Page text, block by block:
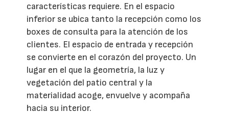
características requiere. En el espacio
inferior se ubica tanto la recepción como los
boxes de consulta para la atención de los
clientes. El espacio de entrada y recepción
se convierte en el corazón del proyecto. Un
lugar en el que la geometría, la luz y
vegetación del patio central y la
materialidad acoge, envuelve y acompaña
hacia su interior.